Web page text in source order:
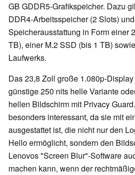
GB GDDR5-Grafikspeicher. Dazu
DDR4-Arbeitsspeicher (2 Slots)
Speicherausstattung in Form einer
TB), einer M.2 SSD (bis 1 TB)
Laufwerks.
Das 23,8 Zoll große 1.080p-
günstige 250 nits helle Variante
hellen Bildschirm mit Privacy
besonders interessant, da sie mit
ausgestattet ist, die nicht nur den
Hello ermöglicht, sondern den
Lenovos "Screen Blur"-Software
machen kann, wenn der